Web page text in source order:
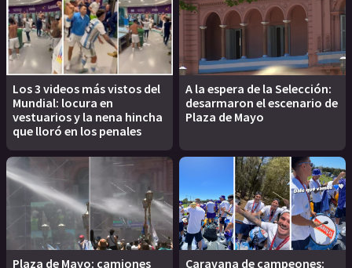
Los 3 videos más vistos del
Mundial: locura en
vestuarios y la nena hincha
que lloró en los penales
A la espera de la Selección:
desarmaron el escenario de
Plaza de Mayo
Plaza de Mayo: camiones Caravana de campeones: